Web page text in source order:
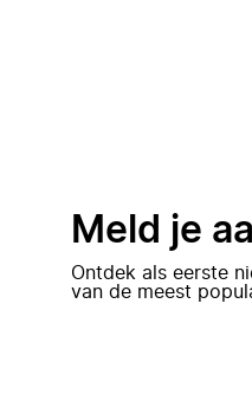
Meld je
Ontdek als eerste
van de meest